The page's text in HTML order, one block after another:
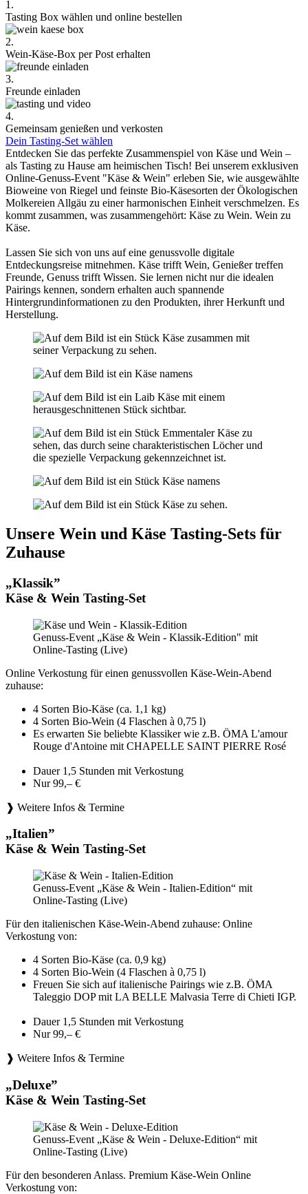
1.
Tasting Box wählen und online bestellen
2.
Wein-Käse-Box per Post erhalten
3.
Freunde einladen
4.
Gemeinsam genießen und verkosten
Dein Tasting-Set wählen
Entdecken Sie das perfekte Zusammenspiel von Käse und Wein –
als Tasting zu Hause am heimischen Tisch! Bei unserem exklusiven
Online-Genuss-Event "Käse & Wein" erleben Sie, wie ausgewählte
Bioweine von Riegel und feinste Bio-Käsesorten der Ökologischen
Molkereien Allgäu zu einer harmonischen Einheit verschmelzen. Es
kommt zusammen, was zusammengehört: Käse zu Wein. Wein zu
Käse.
Lassen Sie sich von uns auf eine genussvolle digitale
Entdeckungsreise mitnehmen. Käse trifft Wein, Genießer treffen
Freunde, Genuss trifft Wissen. Sie lernen nicht nur die idealen
Pairings kennen, sondern erhalten auch spannende
Hintergrundinformationen zu den Produkten, ihrer Herkunft und
Herstellung.
Unsere Wein und Käse Tasting-Sets für
Zuhause
„Klassik”
Käse & Wein Tasting-Set
Genuss-Event „Käse & Wein - Klassik-Edition" mit
Online-Tasting (Live)
Online Verkostung für einen genussvollen Käse-Wein-Abend
zuhause:
4 Sorten Bio-Käse (ca. 1,1 kg)
4 Sorten Bio-Wein (4 Flaschen à 0,75 l)
Es erwarten Sie beliebte Klassiker wie z.B. ÖMA L'amour
Rouge d'Antoine mit CHAPELLE SAINT PIERRE Rosé
Dauer 1,5 Stunden mit Verkostung
Nur 99,– €
❱ Weitere Infos & Termine
„Italien”
Käse & Wein Tasting-Set
Genuss-Event „Käse & Wein - Italien-Edition“ mit
Online-Tasting (Live)
Für den italienischen Käse-Wein-Abend zuhause: Online
Verkostung von:
4 Sorten Bio-Käse (ca. 0,9 kg)
4 Sorten Bio-Wein (4 Flaschen à 0,75 l)
Freuen Sie sich auf italienische Pairings wie z.B. ÖMA
Taleggio DOP mit LA BELLE Malvasia Terre di Chieti IGP.
Dauer 1,5 Stunden mit Verkostung
Nur 99,– €
❱ Weitere Infos & Termine
„Deluxe”
Käse & Wein Tasting-Set
Genuss-Event „Käse & Wein - Deluxe-Edition“ mit
Online-Tasting (Live)
Für den besonderen Anlass. Premium Käse-Wein Online
Verkostung von: